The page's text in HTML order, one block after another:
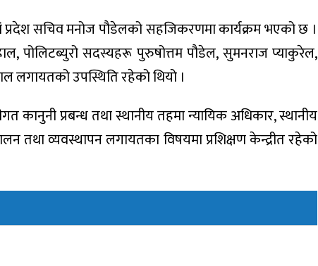
सचिव मनोज पौडेलको सहजिकरणमा कार्यक्रम भएको छ ।
पोलिटब्युरो सदस्यहरू पुरुषोत्तम पौडेल, सुमनराज प्याकुरेल,
लगायतको उपस्थिति रहेको थियो ।
कानुनी प्रबन्ध तथा स्थानीय तहमा न्यायिक अधिकार, स्थानीय
तथा व्यवस्थापन लगायतका विषयमा प्रशिक्षण केन्द्रीत रहेको